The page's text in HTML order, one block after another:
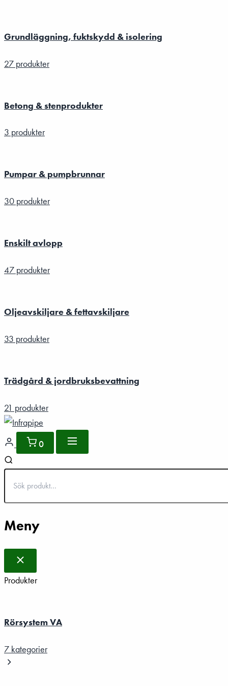
Grundläggning, fuktskydd & isolering
27 produkter
Betong & stenprodukter
3 produkter
Pumpar & pumpbrunnar
30 produkter
Enskilt avlopp
47 produkter
Oljeavskiljare & fettavskiljare
33 produkter
Trädgård & jordbruksbevattning
21 produkter
0
Meny
Produkter
Rörsystem VA
7 kategorier